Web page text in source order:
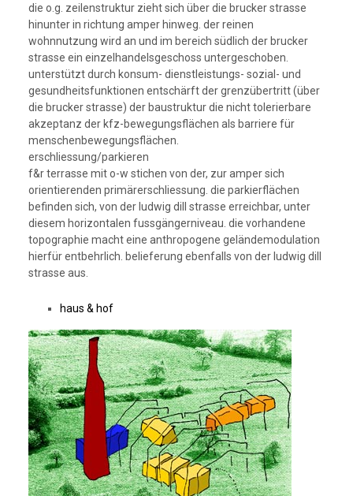
die o.g. zeilenstruktur zieht sich über die brucker strasse
hinunter in richtung amper hinweg. der reinen
wohnnutzung wird an und im bereich südlich der brucker
strasse ein einzelhandelsgeschoss untergeschoben.
unterstützt durch konsum- dienstleistungs- sozial- und
gesundheitsfunktionen entschärft der grenzübertritt (über
die brucker strasse) der baustruktur die nicht tolerierbare
akzeptanz der kfz-bewegungsflächen als barriere für
menschenbewegungsflächen.
erschliessung/parkieren
f&r terrasse mit o-w stichen von der, zur amper sich
orientierenden primärerschliessung. die parkierflächen
befinden sich, von der ludwig dill strasse erreichbar, unter
diesem horizontalen fussgängerniveau. die vorhandene
topographie macht eine anthropogene geländemodulation
hierfür entbehrlich. belieferung ebenfalls von der ludwig dill
strasse aus.
haus & hof